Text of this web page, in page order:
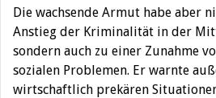
Die wachsende Armut habe aber
Anstieg der Kriminalität in der
sondern auch zu einer Zunahme
sozialen Problemen. Er warnte
wirtschaftlich prekären